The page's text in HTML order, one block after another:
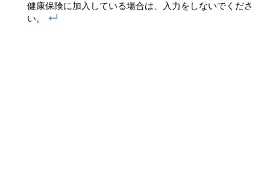
健康保険に加入している場合は、入力をしないでくださ
い。
↵